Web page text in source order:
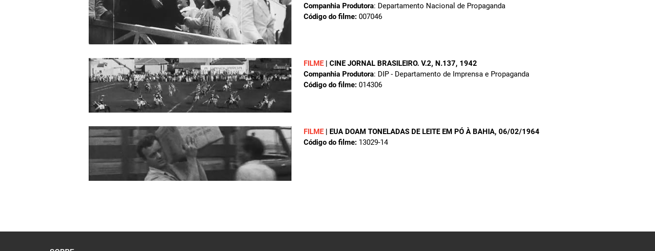
Companhia Produtora: Departamento Nacional de Propaganda
Código do filme: 007046
FILME | CINE JORNAL BRASILEIRO. V.2, N.137, 1942
Companhia Produtora: DIP - Departamento de Imprensa e Propaganda
Código do filme: 014306
FILME | EUA DOAM TONELADAS DE LEITE EM PÓ À BAHIA, 06/02/1964
Código do filme: 13029-14